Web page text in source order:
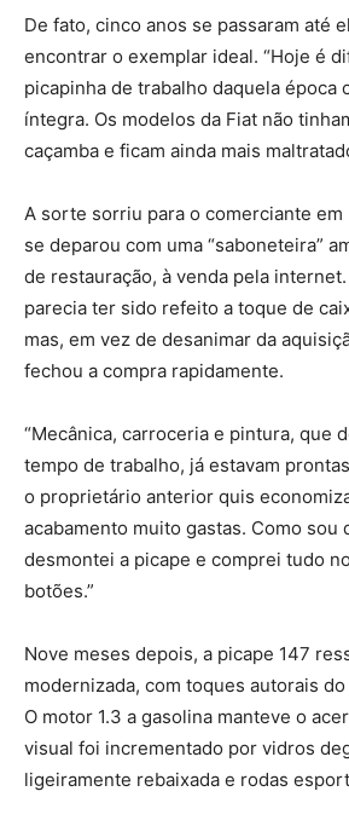
De fato, cinco anos se passaram até
encontrar o exemplar ideal. “Hoje é
picapinha de trabalho daquela época
íntegra. Os modelos da Fiat não
caçamba e ficam ainda mais
A sorte sorriu para o comerciante em
se deparou com uma “saboneteira”
de restauração, à venda pela
parecia ter sido refeito a toque de
mas, em vez de desanimar da
fechou a compra rapidamente.
“Mecânica, carroceria e pintura, que
tempo de trabalho, já estavam
o proprietário anterior quis
acabamento muito gastas. Como sou
desmontei a picape e comprei tudo
botões.”
Nove meses depois, a picape 147
modernizada, com toques autorais
O motor 1.3 a gasolina manteve o
visual foi incrementado por vidros
ligeiramente rebaixada e rodas